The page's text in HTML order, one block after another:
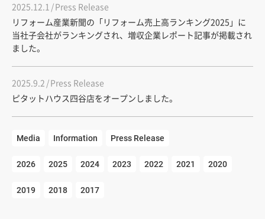
2025.12.1 Press Release
リフォーム産業新聞の「リフォーム売上高ランキング2025」に
当社子会社がランキングされ、増収企業レポート記事が掲載され
ました。
2025.9.2 Press Release
ピタットハウス四谷店をオープンしました。
Media Information Press Release
2026 2025 2024 2023 2022 2021 2020
2019 2018 2017